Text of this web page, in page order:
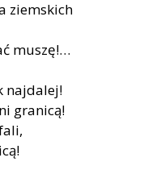
ziemskich
muszę!…
najdalej!
granicą!